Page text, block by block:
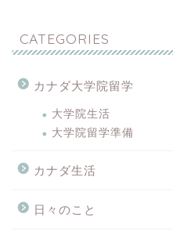
CATEGORIES
カナダ大学院留学
大学院生活
大学院留学準備
カナダ生活
日々のこと